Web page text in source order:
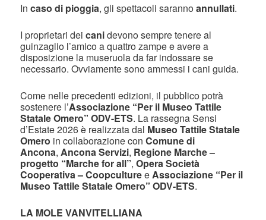
Incaso di pioggia, gli spettacoli sarannoannullati.
I proprietari deicanidevono sempre tenere al
guinzaglio l’amico a quattro zampe e avere a
disposizione la museruola da far indossare se
necessario. Ovviamente sono ammessi i cani guida.
Come nelle precedenti edizioni, il pubblico potrà
sostenere l’Associazione “Per il Museo Tattile
Statale Omero” ODV-ETS. La rassegna Sensi
d’Estate 2026 è realizzata dal Museo Tattile Statale
Omero in collaborazione conComune di
Ancona,Ancona Servizi, Regione Marche –
progetto “Marche for all”,Opera Società
Cooperativa – CoopcultureeAssociazione “Per il
Museo Tattile Statale Omero” ODV-ETS.
LA MOLE VANVITELLIANA